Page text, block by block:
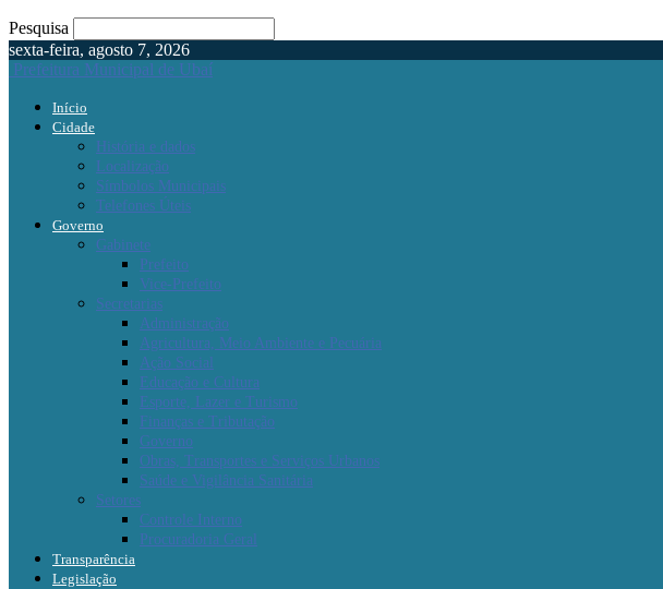
Pesquisa
sexta-feira, agosto 7, 2026
Prefeitura Municipal de Ubaí
Início
Cidade
História e dados
Localização
Símbolos Municipais
Telefones Úteis
Governo
Gabinete
Prefeito
Vice-Prefeito
Secretarias
Administração
Agricultura, Meio Ambiente e Pecuária
Ação Social
Educação e Cultura
Esporte, Lazer e Turismo
Finanças e Tributação
Governo
Obras, Transportes e Serviços Urbanos
Saúde e Vigilância Sanitária
Setores
Controle Interno
Procuradoria Geral
Transparência
Legislação